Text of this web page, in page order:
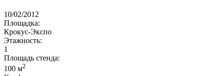
10/02/2012
Площадка:
Крокус-Экспо
Этажность:
1
Площадь стенда:
100 м2